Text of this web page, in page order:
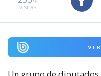
visitas
Un grupo de